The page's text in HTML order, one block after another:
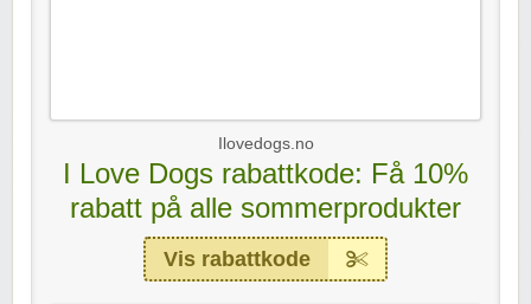
Ilovedogs.no
I Love Dogs rabattkode: Få 10%
rabatt på alle sommerprodukter
Vis rabattkode